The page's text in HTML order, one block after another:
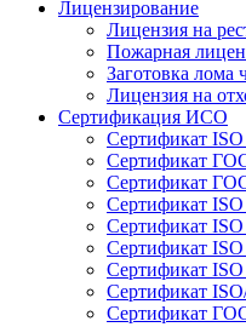
Лицензирование
Лицензия на
Пожарная
Заготовка лома
Лицензия на
Сертификация ИСО
Сертификат ISO
Сертификат
Сертификат
Сертификат
Сертификат ISO
Сертификат
Сертификат ISO
Сертификат
Сертификат